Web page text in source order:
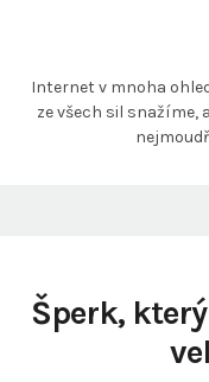
Internet v mnoha
ze všech sil snažíme,
Šperk,